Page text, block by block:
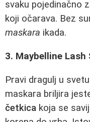
svaku pojedinačno
koji očarava. Bez
maskara ikada.
3. Maybelline
Pravi dragulj u
maskara briljira
četkica koja se